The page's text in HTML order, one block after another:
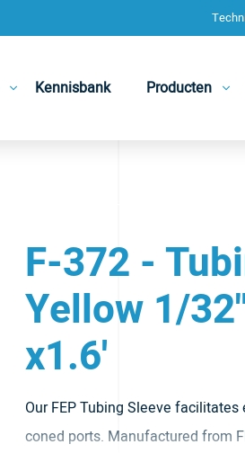
Kennisbank Producten
F-372 -
Yellow 1/
x1.6'
Our FEP Tubing Sleeve
coned ports. Manufactured from